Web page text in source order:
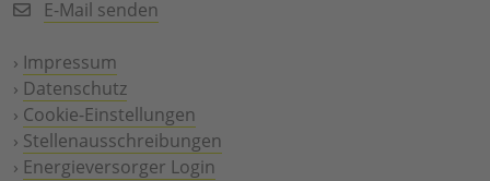
E-Mail senden
› Impressum
› Datenschutz
› Cookie-Einstellungen
› Stellenausschreibungen
› Energieversorger Login